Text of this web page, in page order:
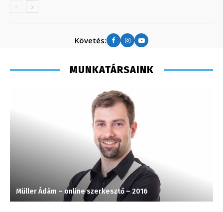
Követés:
MUNKATÁRSAINK
Müller Ádám – online szerkesztő – 2016